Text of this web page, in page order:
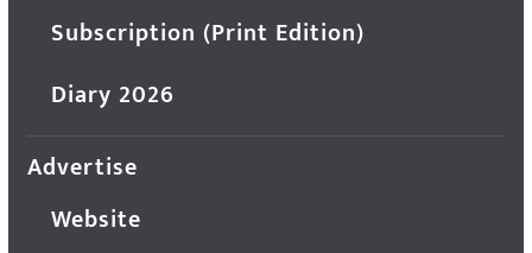
Subscription (Print Edition)
Diary 2026
Advertise
Website